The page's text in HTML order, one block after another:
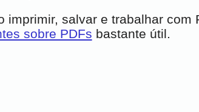
salvar e trabalhar com
sobre PDFs bastante útil.